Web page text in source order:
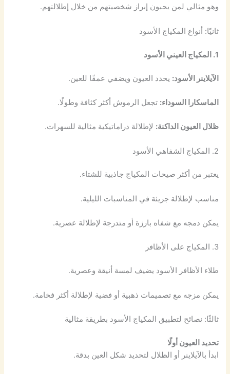
وهو مثالي لمن يحبون إبراز شخصيتهم من خلال إطلالتهم.
ثانيًا: أنواع المكياج الأسود
1. المكياج العيني الأسود
الآيلاينر الأسود: يحدد العيون ويضفي عمقًا للعين.
الماسكارا السوداء: تجعل الرموش أكثر كثافة وطولًا.
ظلال العيون الداكنة: لإطلالة دراماتيكية مثالية للسهرات.
2. المكياج الشفاهي الأسود
يعتبر من أكثر صيحات المكياج جاذبية للشتاء.
مناسب لإطلالة جريئة في المناسبات الليلية.
يمكن دمجه مع شفاه بارزة أو متدرجة لإطلالة عصرية.
3. المكياج على الأظافر
طلاء الأظافر الأسود يضيف لمسة أنيقة وعصرية.
يمكن مزجه مع تصميمات ذهبية أو فضية لإطلالة أكثر فخامة.
ثالثًا: نصائح لتطبيق المكياج الأسود بطريقة مثالية
تحديد العيون أولًا
ابدأ بالآيلاينر أو الظلال لتحديد شكل العين بدقة.